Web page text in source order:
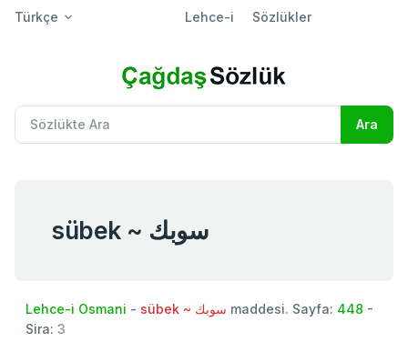
Türkçe Lehce-i Sözlükler
sübek ~ سوبك
Lehce-i Osmani - sübek ~ سوبك maddesi. Sayfa: 448 -
Sira: 3